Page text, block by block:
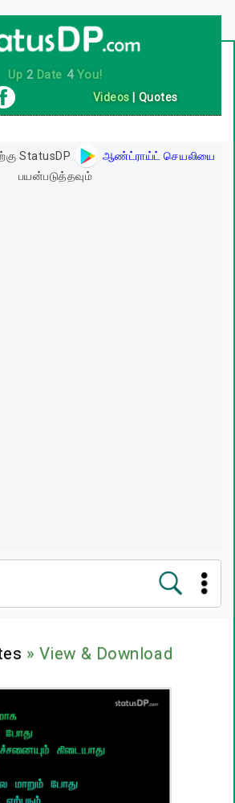
Up 2Date 4You!
Videos Quotes
StatusDP
ஆண்ட்ராய்ட் செயலியை
பயன்படுத்தவும்
பொன்மொழிகள்
» View & Download